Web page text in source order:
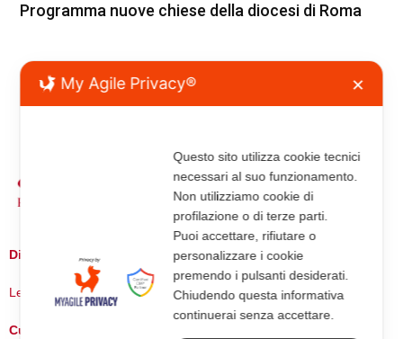
Programma nuove chiese della diocesi di Roma
Diretta da
Leonardo Servadio
Curata da
My Agile Privacy® ✕
Questo sito utilizza cookie tecnici
necessari al suo funzionamento.
Non utilizziamo cookie di
profilazione o di terze parti.
Puoi accettare, rifiutare o
personalizzare i cookie
premendo i pulsanti desiderati.
Chiudendo questa informativa
continuerai senza accettare.